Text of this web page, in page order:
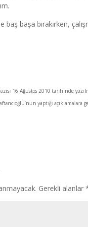
baş başa bırakırken,
16 Ağustos 2010 tarihinde
yaptığı
Gerekli alanlar